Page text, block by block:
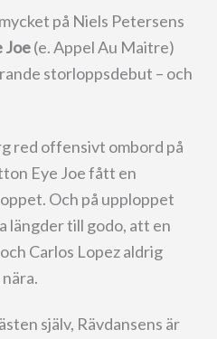
på Niels Petersens
Joe(e. Appel Au Maitre)
storloppsdebut – och
red offensivt ombord på
Eye Joe fått en
Och på upploppet
längder till godo, att en
Carlos Lopez aldrig
själv, Rävdansens är